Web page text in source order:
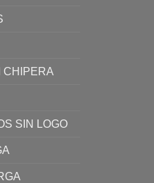
CHIPERA
SIN LOGO